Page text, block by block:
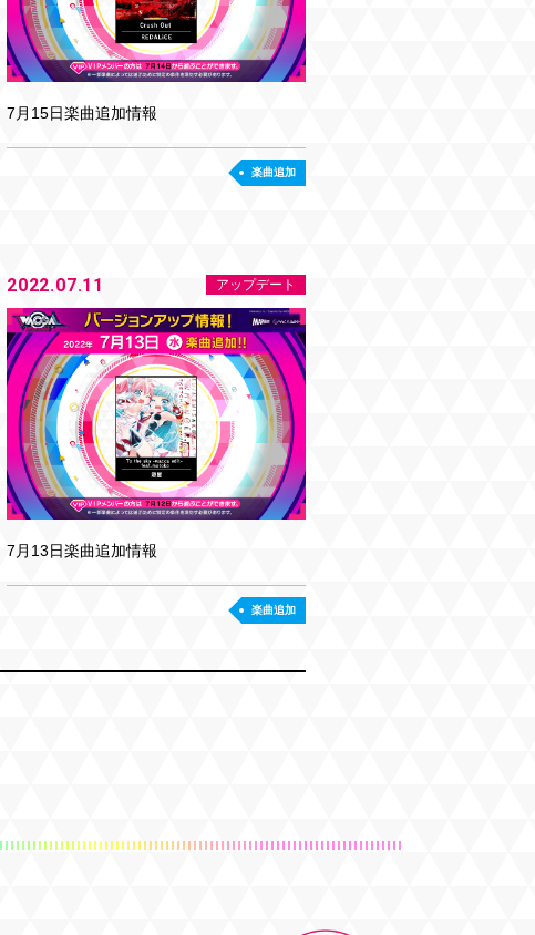
7月15日楽曲追加情報
楽曲追加
2022.07.11 アップデート
7月13日楽曲追加情報
楽曲追加